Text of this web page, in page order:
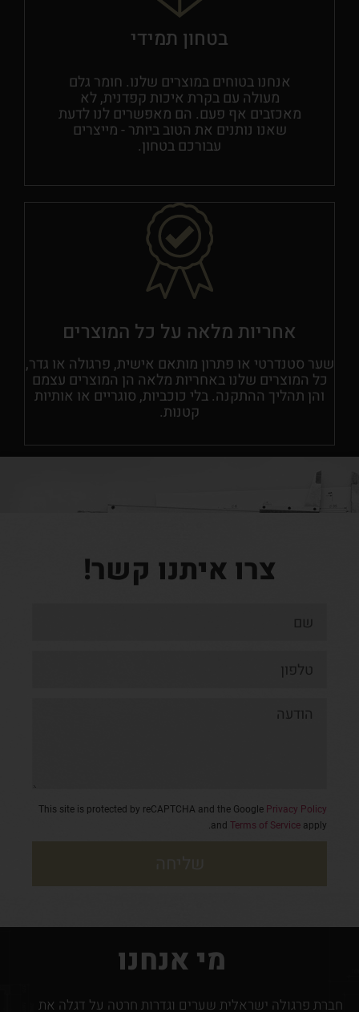
בטחון תמידי
אנחנו בטוחים במוצרים שלנו. חומר גלם
מעולה עם בקרת איכות קפדנית, לא
מאכזבים אף פעם. הם מאפשרים לנו לדעת
שאנו נותנים את הטוב ביותר - מייצרים
עבורכם בטחון.
אחריות מלאה על כל המוצרים
שער סטנדרטי או פתרון מותאם אישית, פרגולה או גדר,
כל המוצרים שלנו באחריות מלאה הן המוצרים עצמם
והן תהליך ההתקנה. בלי כוכביות, סוגריים או אותיות
קטנות.
צרו איתנו קשר!
This site is protected by reCAPTCHA and the Google Privacy Policy
and Terms of Service apply.
מי אנחנו
חברת פרגולה ישראלית שערים וגדרות חרטה על דגלה את